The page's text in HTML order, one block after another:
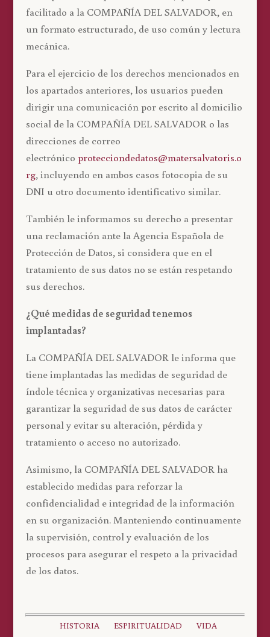
facilitado a la COMPAÑÍA DEL SALVADOR, en
un formato estructurado, de uso común y lectura
mecánica.
Para el ejercicio de los derechos mencionados en
los apartados anteriores, los usuarios pueden
dirigir una comunicación por escrito al domicilio
social de la COMPAÑÍA DEL SALVADOR o las
direcciones de correo
electrónico protecciondedatos@matersalvatoris.o
rg, incluyendo en ambos casos fotocopia de su
DNI u otro documento identificativo similar.
También le informamos su derecho a presentar
una reclamación ante la Agencia Española de
Protección de Datos, si considera que en el
tratamiento de sus datos no se están respetando
sus derechos.
¿Qué medidas de seguridad tenemos
implantadas?
La COMPAÑÍA DEL SALVADOR le informa que
tiene implantadas las medidas de seguridad de
índole técnica y organizativas necesarias para
garantizar la seguridad de sus datos de carácter
personal y evitar su alteración, pérdida y
tratamiento o acceso no autorizado.
Asimismo, la COMPAÑÍA DEL SALVADOR ha
establecido medidas para reforzar la
confidencialidad e integridad de la información
en su organización. Manteniendo continuamente
la supervisión, control y evaluación de los
procesos para asegurar el respeto a la privacidad
de los datos.
HISTORIA ESPIRITUALIDAD VIDA